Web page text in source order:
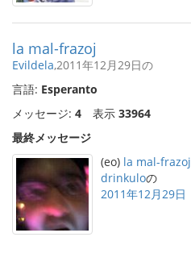
la mal-frazoj
Evildela,2011年12月29日の
言語: Esperanto
メッセージ: 4 表示 33964
最終メッセージ
(eo) la mal-frazoj
drinkuloの
2011年12月29日